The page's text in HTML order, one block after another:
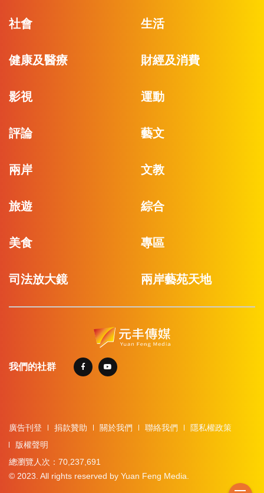
社會 生活
健康及醫療 財經及消費
影視 運動
評論 藝文
兩岸 文教
旅遊 綜合
美食 專區
司法放大鏡 兩岸藝苑天地
我們的社群
廣告刊登 捐款贊助 關於我們 聯絡我們
隱私權政策
版權聲明
總瀏覽人次：70,237,691
© 2023. All rights reserved by Yuan Feng Media.